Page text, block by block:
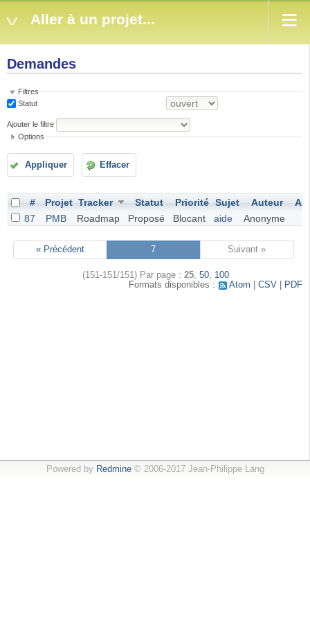
Aller à un projet...
Demandes
Filtres
Statut
Ajouter le filtre
Options
Appliquer Effacer
# Projet Tracker Statut Priorité Sujet Auteur
87
PMB Roadmap Proposé Blocant aide Anonyme
« Précédent 7 Suivant »
(151-151/151) Par page : 25, 50, 100
Formats disponibles :
Atom CSV PDF
Powered by Redmine© 2006-2017 Jean-Philippe Lang